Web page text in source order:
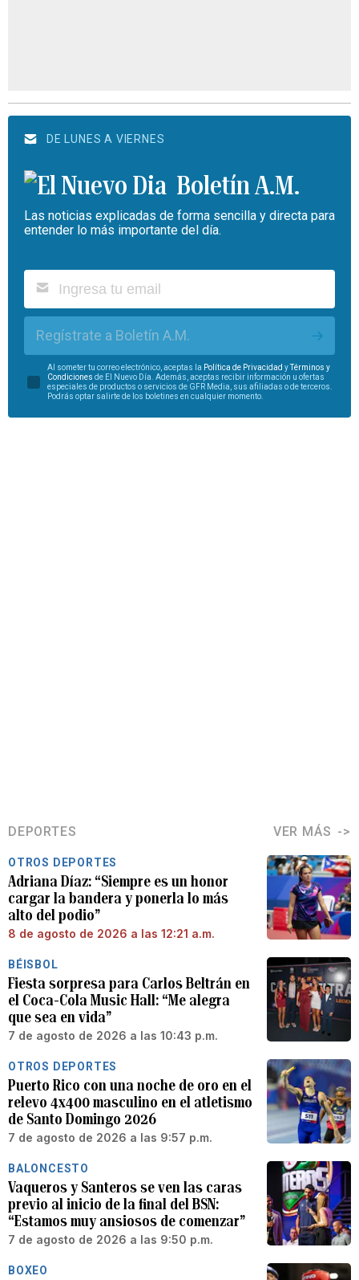
DE LUNES A VIERNES
Boletín A.M.
Las noticias explicadas de forma sencilla y directa para
entender lo más importante del día.
Regístrate a Boletín A.M.
Al someter tu correo electrónico, aceptas la Política de Privacidad yTérminos y
Condiciones de El Nuevo Día. Además, aceptas recibir información u ofertas
especiales de productos o servicios de GFR Media, sus afiliadas o de terceros.
Podrás optar salirte de los boletines en cualquier momento.
DEPORTES VER MÁS
OTROS DEPORTES
Adriana Díaz: “Siempre es un honor
cargar la bandera y ponerla lo más
alto del podio”
8 de agosto de 2026 a las 12:21 a.m.
BÉISBOL
Fiesta sorpresa para Carlos Beltrán en
el Coca-Cola Music Hall: “Me alegra
que sea en vida”
7 de agosto de 2026 a las 10:43 p.m.
OTROS DEPORTES
Puerto Rico con una noche de oro en el
relevo 4x400 masculino en el atletismo
de Santo Domingo 2026
7 de agosto de 2026 a las 9:57 p.m.
BALONCESTO
Vaqueros y Santeros se ven las caras
previo al inicio de la final del BSN:
“Estamos muy ansiosos de comenzar”
7 de agosto de 2026 a las 9:50 p.m.
BOXEO